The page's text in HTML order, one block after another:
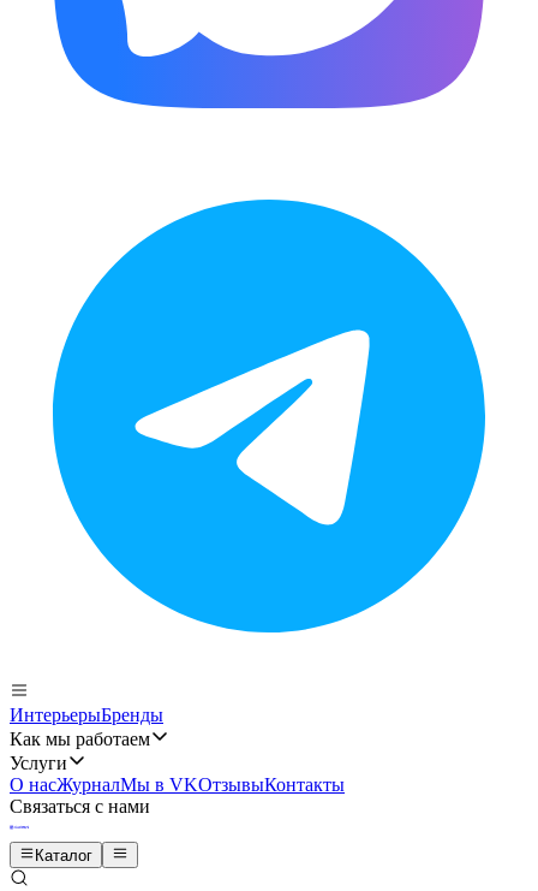
ИнтерьерыБренды
Как мы работаем
Услуги
О насЖурналМы в VKОтзывыКонтакты
Связаться с нами
Каталог